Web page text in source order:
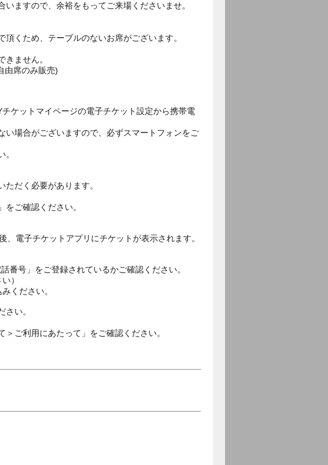
ますので、余裕をもってご来場くださいませ。
くため、テーブルのないお席がございます。
ません。
由席のみ販売)
ケットマイページの電子チケット設定から携帯電
い場合がございますので、必ずスマートフォンをご
だく必要があります。
ご確認ください。
電子チケットアプリにチケットが表示されます。
番号」をご登録されているかご確認ください。
）
みください。
い。
ご利用にあたって」をご確認ください。